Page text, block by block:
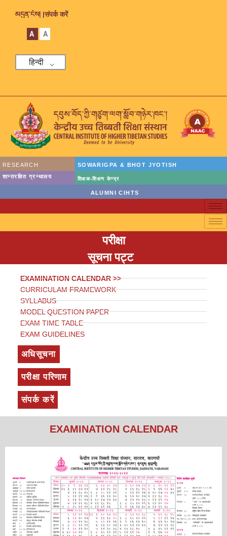
མདུན་ངོས། |संपर्क करें
A A
हिन्दी
RESEARCH
SOWARIGPA & BHOT JYOTISH
शान्तरक्षित ग्रन्थालय
शिक्षक-शिक्षण केन्द्र
ALUMNI CIHTS
परीक्षा
सूचना पट्ट
EXAMINATION CALENDAR >>
CURRICULAM FRAMEWORK
SYLLABUS
MODEL QUESTION PAPER
EXAM TIME TABLE
EXAM GUIDELINES
अधिसूचना
परीक्षा परिणाम
संपर्क करें
EXAMINATION CALENDAR